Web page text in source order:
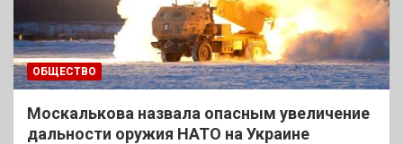
ОБЩЕСТВО
Москалькова назвала опасным увеличение
дальности оружия НАТО на Украине